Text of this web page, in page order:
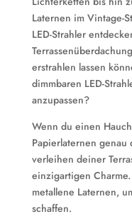
Laternen im Vintage-
LED-Strahler
erstrahlen lassen
dimmbaren LED-
anzupassen?
Wenn du einen
Papierlaternen
verleihen deiner
einzigartigen
metallene Laternen,
schaffen.